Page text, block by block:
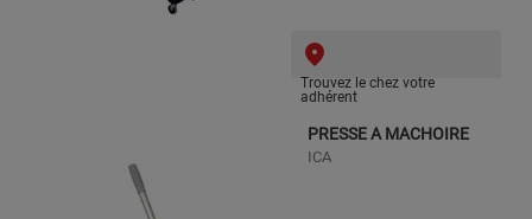
Trouvez le chez votre
adhérent
PRESSE A MACHOIRE
ICA